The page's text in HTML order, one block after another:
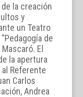
la creación
y
un Teatro
de
El
la apertura
Referente
Carlos
Andrea